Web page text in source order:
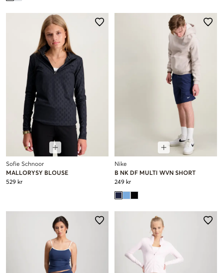
Sofie Schnoor
MALLORYSY BLOUSE
529 kr
Nike
B NK DF MULTI WVN SHORT
249 kr